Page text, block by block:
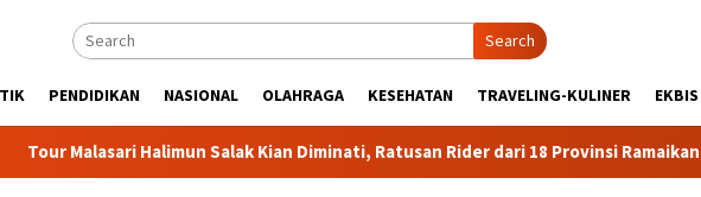
Search
PENDIDIKAN NASIONAL OLAHRAGA KESEHATAN TRAVELING-KULINER EKBIS
Halimun Salak Kian Diminati, Ratusan Rider dari 18 Provinsi Ramaikan Bupati